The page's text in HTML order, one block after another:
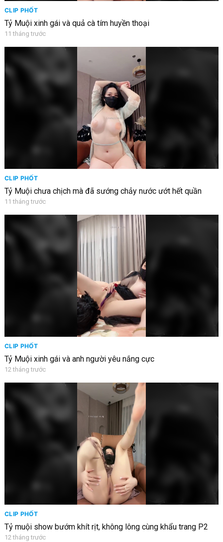
CLIP PHỐT
Tỷ Muội xinh gái và quả cà tím huyền thoại
11 tháng trước
CLIP PHỐT
Tỷ Muội chưa chịch mà đã sướng chảy nước ướt hết quần
11 tháng trước
CLIP PHỐT
Tỷ Muội xinh gái và anh người yêu nắng cực
12 tháng trước
CLIP PHỐT
Tỷ muội show bướm khít rịt, không lông cùng khẩu trang P2
12 tháng trước